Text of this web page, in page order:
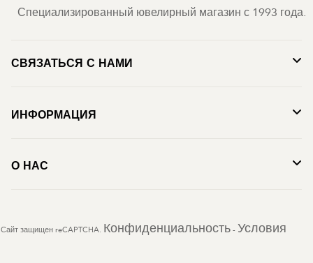
Специализированный ювелирный магазин с 1993 года.
СВЯЗАТЬСЯ С НАМИ
ИНФОРМАЦИЯ
О НАС
Сайт защищен reCAPTCHA. Конфиденциальность - Условия